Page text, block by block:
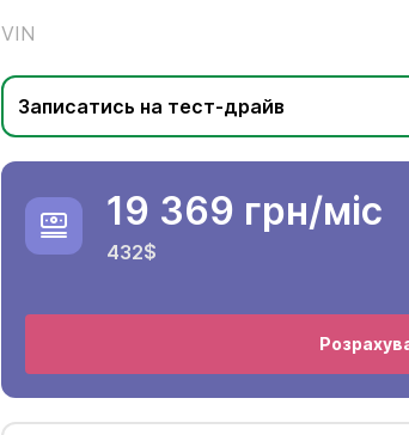
VIN
Записатись на тест-драйв
19 369 грн/міс
432$